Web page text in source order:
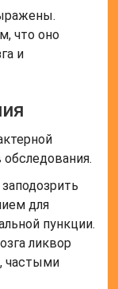
что оно
и
для
пункции.
ликвор
частыми